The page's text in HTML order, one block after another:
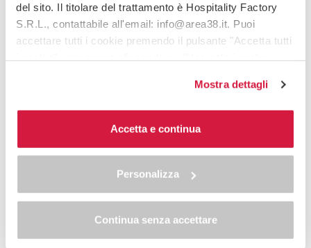
del sito. Il titolare del trattamento è Hospitality Factory
S.R.L., contattabile all'email: info@area38.it. Puoi
accettare tutti i cookie premendo il pulsante "Accetta tutti
"Personalizza". Al fine di revocare il consenso prestato e
visualizzare le informazioni complete sul trattamento dei
"cookie policy"
cookie.
Mostra dettagli
Accetta e continua
Personalizza
Continua senza accettare